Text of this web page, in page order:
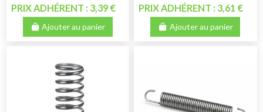
PRIX ADHÉRENT : 3,39 €
Ajouter au panier
PRIX ADHÉRENT : 3,61 €
Ajouter au panier